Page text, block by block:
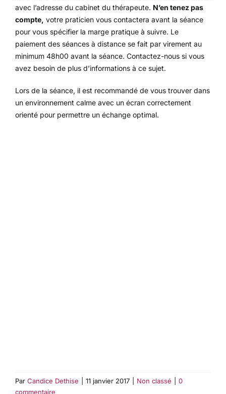
avec l’adresse du cabinet du thérapeute. N’en tenez pas
compte, votre praticien vous contactera avant la séance
pour vous spécifier la marge pratique à suivre. Le
paiement des séances à distance se fait par virement au
minimum 48h00 avant la séance. Contactez-nous si vous
avez besoin de plus d’informations à ce sujet.
Lors de la séance, il est recommandé de vous trouver dans
un environnement calme avec un écran correctement
orienté pour permettre un échange optimal.
Par Candice Dethise 11 janvier 2017 Non classé
0
commentaire